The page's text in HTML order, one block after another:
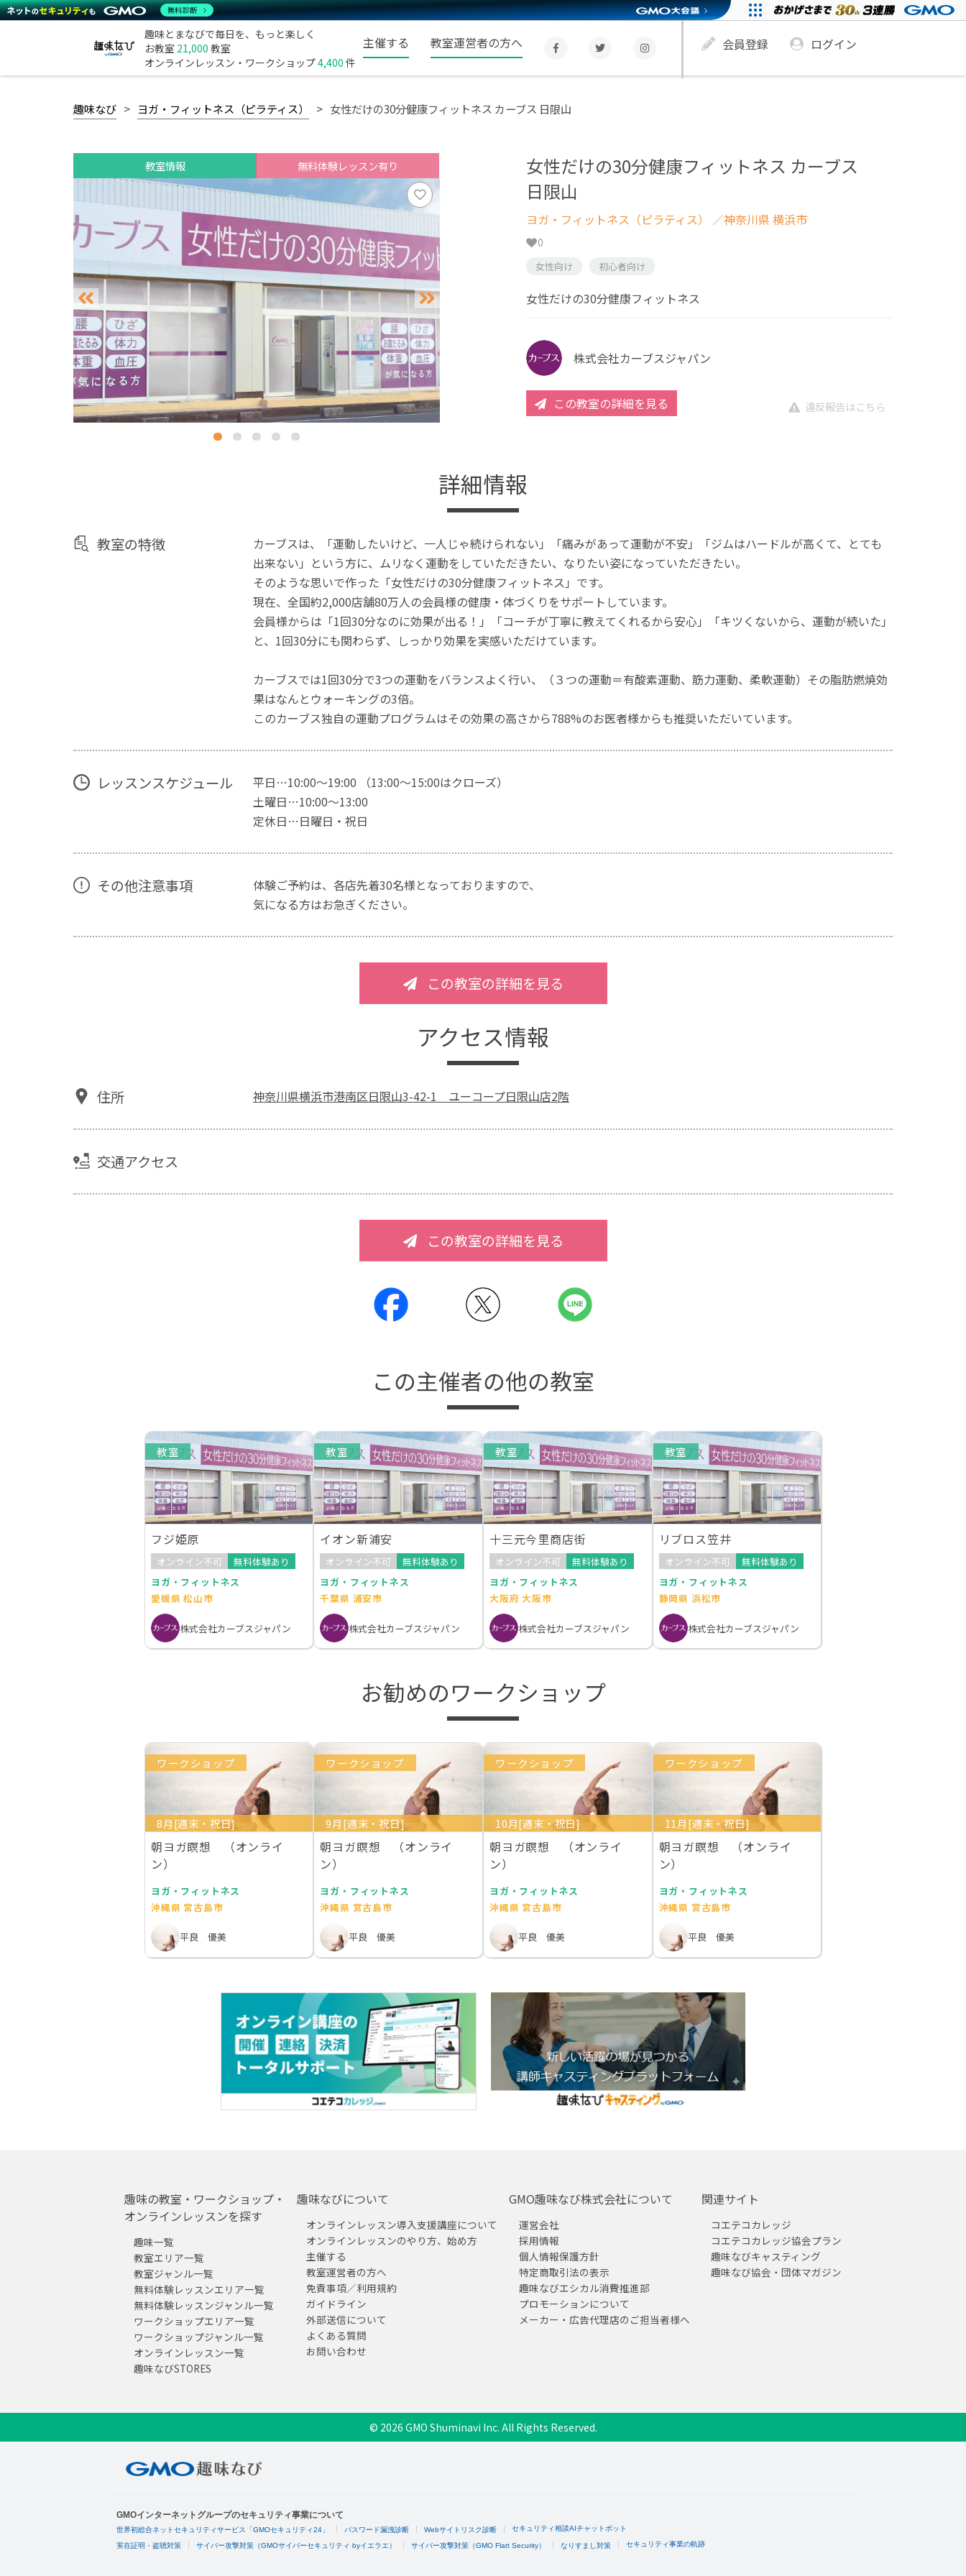
趣味とまなびで毎日を、もっと楽しく
お教室 21,000 教室
オンラインレッスン・ワークショップ4,400 件
主催する 教室運営者の方へ 会員登録 ログイン
趣味なび ヨガ・フィットネス（ピラティス） 女性だけの30分健康フィットネス カーブス 日限山
教室情報 無料体験レッスン有り
女性だけの30分健康フィットネス カーブス
日限山
ヨガ・フィットネス（ピラティス） ／神奈川県 横浜市
0
女性向け 初心者向け
女性だけの30分健康フィットネス
株式会社カーブスジャパン
この教室の詳細を見る 違反報告はこちら
詳細情報
教室の特徴
カーブスは、「運動したいけど、一人じゃ続けられない」「痛みがあって運動が不安」「ジムはハードルが高くて、とても
出来ない」という方に、ムリなく運動をしていただきたい、なりたい姿になっていただきたい。
そのような思いで作った「女性だけの30分健康フィットネス」です。
現在、全国約2,000店舗80万人の会員様の健康・体づくりをサポートしています。
会員様からは「1回30分なのに効果が出る！」「コーチが丁寧に教えてくれるから安心」「キツくないから、運動が続いた」
と、1回30分にも関わらず、しっかり効果を実感いただけています。
カーブスでは1回30分で3つの運動をバランスよく行い、（３つの運動＝有酸素運動、筋力運動、柔軟運動）その脂肪燃焼効
果はなんとウォーキングの3倍。
このカーブス独自の運動プログラムはその効果の高さから788%のお医者様からも推奨いただいています。
レッスンスケジュール
平日…10:00～19:00 （13:00～15:00はクローズ）
土曜日…10:00～13:00
定休日…日曜日・祝日
その他注意事項
体験ご予約は、各店先着30名様となっておりますので、
気になる方はお急ぎください。
この教室の詳細を見る
アクセス情報
住所 神奈川県横浜市港南区日限山3-42-1 ユーコープ日限山店2階
交通アクセス
この教室の詳細を見る
この主催者の他の教室
教室
フジ姫原
オンライン不可
無料体験あり
ヨガ・フィットネス
愛媛県 松山市
株式会社カーブスジャパン
教室
イオン新浦安
オンライン不可
無料体験あり
ヨガ・フィットネス
千葉県 浦安市
株式会社カーブスジャパン
教室
十三元今里商店街
オンライン不可
無料体験あり
ヨガ・フィットネス
大阪府 大阪市
株式会社カーブスジャパン
教室
リブロス笠井
オンライン不可
無料体験あり
ヨガ・フィットネス
静岡県 浜松市
株式会社カーブスジャパン
お勧めのワークショップ
ワークショップ
8月[週末・祝日]
朝ヨガ瞑想 （オンライ
ン）
ヨガ・フィットネス
沖縄県 宮古島市
平良 優美
ワークショップ
9月[週末・祝日]
朝ヨガ瞑想 （オンライ
ン）
ヨガ・フィットネス
沖縄県 宮古島市
平良 優美
ワークショップ
10月[週末・祝日]
朝ヨガ瞑想 （オンライ
ン）
ヨガ・フィットネス
沖縄県 宮古島市
平良 優美
ワークショップ
11月[週末・祝日]
朝ヨガ瞑想 （オンライ
ン）
ヨガ・フィットネス
沖縄県 宮古島市
平良 優美
趣味の教室・ワークショップ・
オンラインレッスンを探す
趣味一覧
教室エリア一覧
教室ジャンル一覧
無料体験レッスンエリア一覧
無料体験レッスンジャンル一覧
ワークショップエリア一覧
ワークショップジャンル一覧
オンラインレッスン一覧
趣味なびSTORES
趣味なびについて
オンラインレッスン導入支援講座について
オンラインレッスンのやり方、始め方
主催する
教室運営者の方へ
免責事項／利用規約
ガイドライン
外部送信について
よくある質問
お問い合わせ
GMO趣味なび株式会社について
運営会社
採用情報
個人情報保護方針
特定商取引法の表示
趣味なびエシカル消費推進部
プロモーションについて
メーカー・広告代理店のご担当者様へ
関連サイト
コエテコカレッジ
コエテコカレッジ協会プラン
趣味なびキャスティング
趣味なび協会・団体マガジン
© 2026 GMO Shuminavi Inc. All Rights Reserved.
無料診断